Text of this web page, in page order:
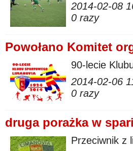
2014-02-08
0 razy
Powołano Komitet
90-lecie
2014-02-06
0 razy
druga porażka w
Przeciwnik z